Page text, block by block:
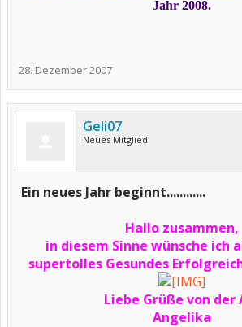
Jahr 2008.
28. Dezember 2007
Geli07
Neues Mitglied
Ein neues Jahr beginnt............
Hallo zusammen,
in diesem Sinne wünsche ich
supertolles Gesundes
Liebe Grüße von der
Angelika